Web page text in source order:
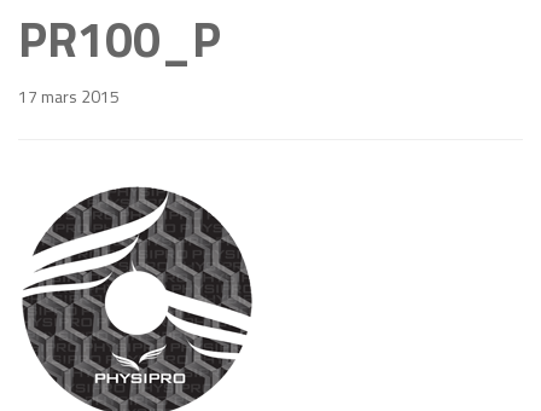
PR100_P
17 mars 2015